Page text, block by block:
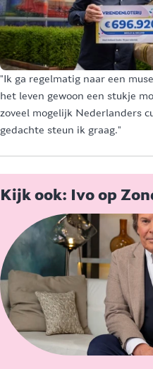
"Ik ga regelmatig naar een
het leven gewoon een stukje
zoveel mogelijk Nederlanders
gedachte steun ik graag."
Kijk ook: Ivo op